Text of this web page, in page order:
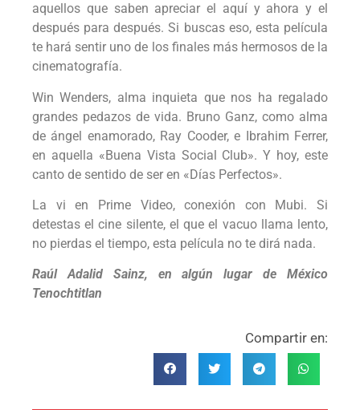
aquellos que saben apreciar el aquí y ahora y el
después para después. Si buscas eso, esta película
te hará sentir uno de los finales más hermosos de la
cinematografía.
Win Wenders, alma inquieta que nos ha regalado
grandes pedazos de vida. Bruno Ganz, como alma
de ángel enamorado, Ray Cooder, e Ibrahim Ferrer,
en aquella «Buena Vista Social Club». Y hoy, este
canto de sentido de ser en «Días Perfectos».
La vi en Prime Video, conexión con Mubi. Si
detestas el cine silente, el que el vacuo llama lento,
no pierdas el tiempo, esta película no te dirá nada.
Raúl Adalid Sainz, en algún lugar de México
Tenochtitlan
Compartir en: